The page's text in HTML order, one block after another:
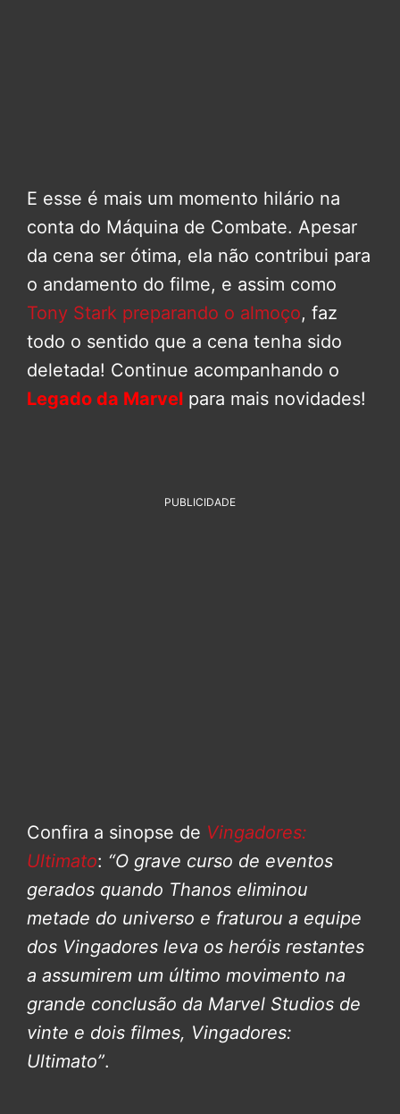
E esse é mais um momento hilário na
conta do Máquina de Combate. Apesar
da cena ser ótima, ela não contribui para
o andamento do filme, e assim como
Tony Stark preparando o almoço, faz
todo o sentido que a cena tenha sido
deletada! Continue acompanhando o
Legado da Marvel para mais novidades!
PUBLICIDADE
Confira a sinopse de Vingadores:
Ultimato: “O grave curso de eventos
gerados quando Thanos eliminou
metade do universo e fraturou a equipe
dos Vingadores leva os heróis restantes
a assumirem um último movimento na
grande conclusão da Marvel Studios de
vinte e dois filmes, Vingadores:
Ultimato”.